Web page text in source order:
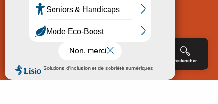
Rechercher
Politique de Protection des données
Consentement
Accessibilité : non conforme